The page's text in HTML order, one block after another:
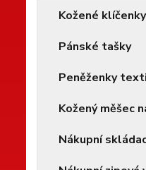
Kožené klíčenky
Pánské tašky
Peněženky
Kožený měšec
Nákupní